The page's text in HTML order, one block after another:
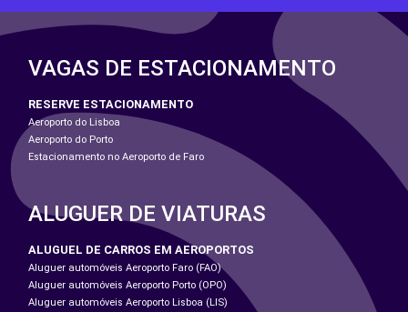
VAGAS DE ESTACIONAMENTO
RESERVE ESTACIONAMENTO
Aeroporto do Lisboa
Aeroporto do Porto
Estacionamento no Aeroporto de Faro
ALUGUER DE VIATURAS
ALUGUEL DE CARROS EM AEROPORTOS
Aluguer automóveis Aeroporto Faro (FAO)
Aluguer automóveis Aeroporto Porto (OPO)
Aluguer automóveis Aeroporto Lisboa (LIS)